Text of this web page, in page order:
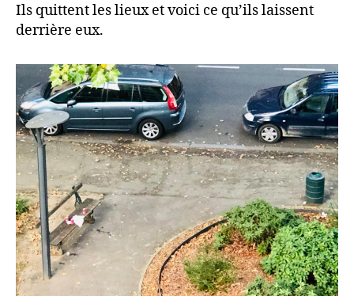
Ils quittent les lieux et voici ce qu’ils laissent
derrière eux.